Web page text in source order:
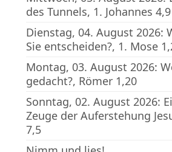
des Tunnels, 1. Johannes 4,9
Dienstag, 04. August 2026:
Sie entscheiden?, 1. Mose
Montag, 03. August 2026:
gedacht?, Römer 1,20
Sonntag, 02. August 2026:
Zeuge der Auferstehung
7,5